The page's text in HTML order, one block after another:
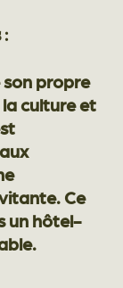
propre
culture et
Ce
un hôtel-